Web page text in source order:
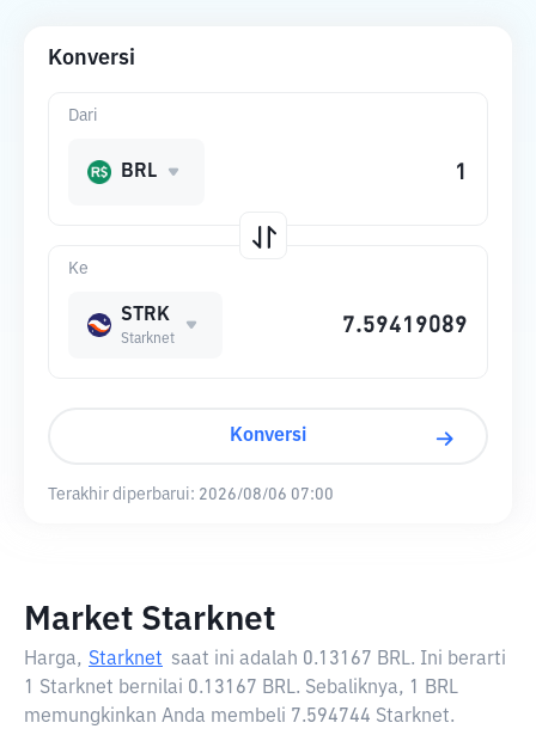
Konversi
Ke
STRK
Starknet
Dari
BRL
Konversi
Terakhir diperbarui: 2026/08/06 07:00
Market Starknet
Harga, Starknet saat ini adalah 0.13167 BRL. Ini berarti
1 Starknet bernilai 0.13167 BRL. Sebaliknya, 1 BRL
memungkinkan Anda membeli 7.594744 Starknet.